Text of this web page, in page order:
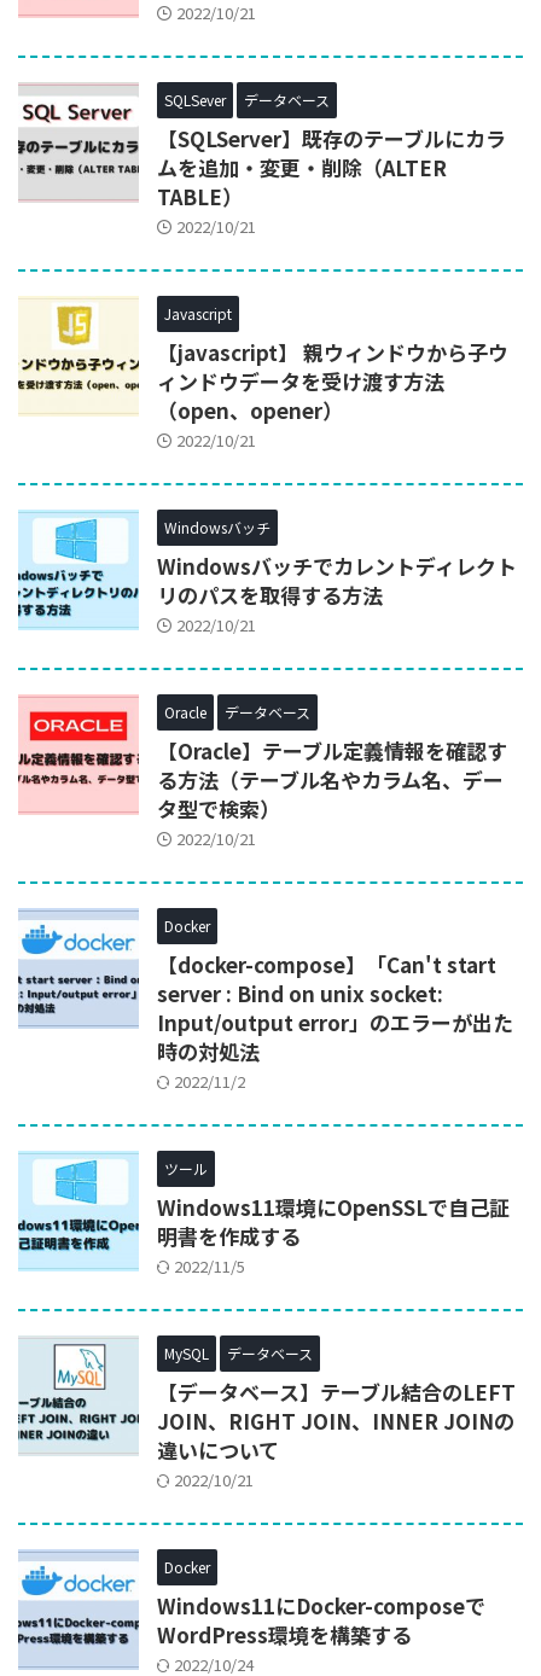
2022/10/21
SQLSever データベース
【SQLServer】既存のテーブルにカラ
ムを追加・変更・削除（ALTER
TABLE）
2022/10/21
Javascript
【javascript】 親ウィンドウから子ウ
ィンドウデータを受け渡す方法
（open、opener）
2022/10/21
Windowsバッチ
Windowsバッチでカレントディレクト
リのパスを取得する方法
2022/10/21
Oracle データベース
【Oracle】テーブル定義情報を確認す
る方法（テーブル名やカラム名、デー
タ型で検索）
2022/10/21
Docker
【docker-compose】「Can't start
server : Bind on unix socket:
Input/output error」のエラーが出た
時の対処法
2022/11/2
ツール
Windows11環境にOpenSSLで自己証
明書を作成する
2022/11/5
MySQL データベース
【データベース】テーブル結合のLEFT
JOIN、RIGHT JOIN、INNER JOINの
違いについて
2022/10/21
Docker
Windows11にDocker-composeで
WordPress環境を構築する
2022/10/24